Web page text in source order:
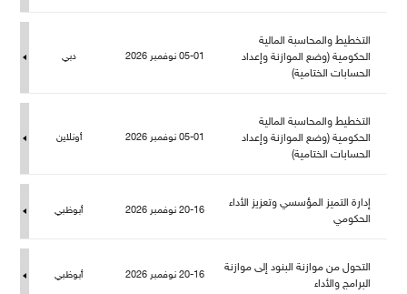
التخطيط والمحاسبة المالية
الحكومية (وضع الموازنة وإعداد
الحسابات الختامية)
05-01 نوفمبر 2026 دبي
التخطيط والمحاسبة المالية
الحكومية (وضع الموازنة وإعداد
الحسابات الختامية)
05-01 نوفمبر 2026 أونلاين
إدارة التميز المؤسسي وتعزيز الأداء
الحكومي
20-16 نوفمبر 2026 أبوظبي
التحول من موازنة البنود إلى موازنة
البرامج والأداء
20-16 نوفمبر 2026 أبوظبي